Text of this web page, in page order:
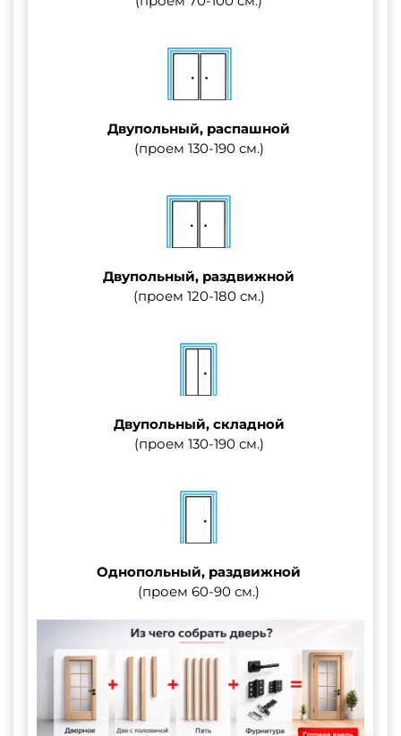
Двупольный, распашной
(проем 130-190 см.)
Двупольный, раздвижной
(проем 120-180 см.)
Двупольный, складной
(проем 130-190 см.)
Однопольный, раздвижной
(проем 60-90 см.)